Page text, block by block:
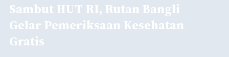
Sambut HUT RI, Rutan Bangli
Gelar Pemeriksaan Kesehatan
Gratis